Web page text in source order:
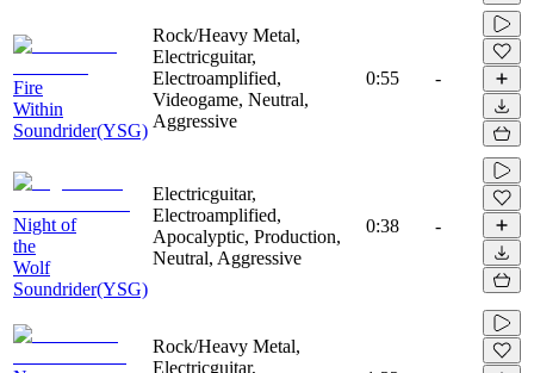
Fire
Within
Soundrider(YSG)
Rock/Heavy Metal,
Electricguitar,
Electroamplified,
Videogame, Neutral,
Aggressive
0:55 -
Night of
the
Wolf
Soundrider(YSG)
Electricguitar,
Electroamplified,
Apocalyptic, Production,
Neutral, Aggressive
0:38 -
Rock/Heavy Metal,
Electricguitar,